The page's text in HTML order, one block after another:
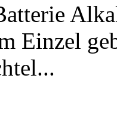
Einzel